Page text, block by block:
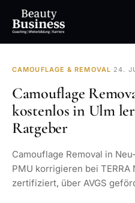
CAMOUFLAGE & REMOVAL· 24.
Camouflage
kostenlos in Ulm
Ratgeber
Camouflage Removal in
PMU korrigieren bei TERRA
zertifiziert, über AVGS